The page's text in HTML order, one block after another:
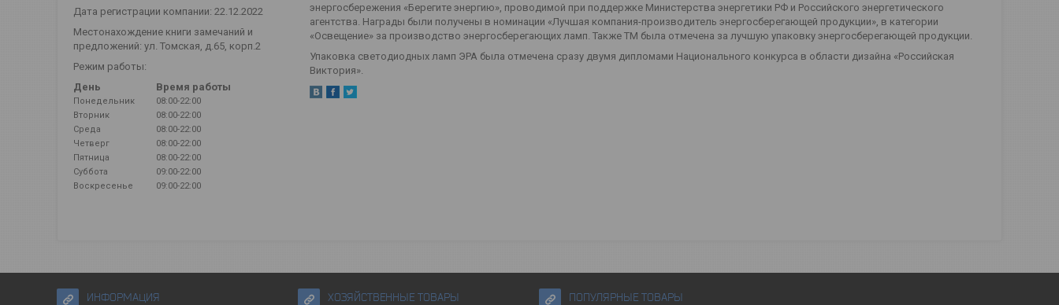
энергосбережения «Берегите энергию», проводимой при поддержке Министерства энергетики РФ и Российского энергетического
агентства. Награды были получены в номинации «Лучшая компания-производитель энергосберегающей продукции», в категории
«Освещение» за производство энергосберегающих ламп. Также ТМ была отмечена за лучшую упаковку энергосберегающей продукции.
Упаковка светодиодных ламп ЭРА была отмечена сразу двумя дипломами Национального конкурса в области дизайна «Российская
Виктория».
Дата регистрации компании: 22.12.2022
Местонахождение книги замечаний и
предложений: ул. Томская, д.65, корп.2
Режим работы:
День
Время работы
Понедельник
08:00-22:00
Вторник
08:00-22:00
Среда
08:00-22:00
Четверг
08:00-22:00
Пятница
08:00-22:00
Суббота
09:00-22:00
Воскресенье
09:00-22:00
ИНФОРМАЦИЯ ХОЗЯЙСТВЕННЫЕ ТОВАРЫ ПОПУЛЯРНЫЕ ТОВАРЫ